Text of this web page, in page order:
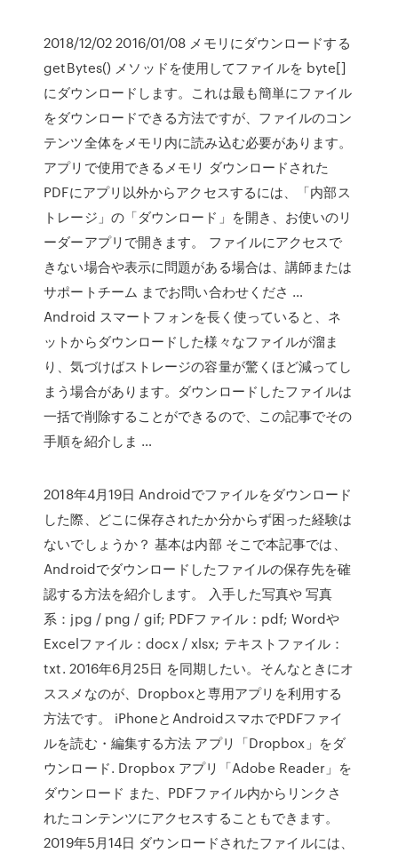
2018/12/02 2016/01/08 メモリにダウンロードする
getBytes() メソッドを使用してファイルを byte[]
にダウンロードします。これは最も簡単にファイル
をダウンロードできる方法ですが、ファイルのコン
テンツ全体をメモリ内に読み込む必要があります。
アプリで使用できるメモリ ダウンロードされた
PDFにアプリ以外からアクセスするには、「内部ス
トレージ」の「ダウンロード」を開き、お使いのリ
ーダーアプリで開きます。 ファイルにアクセスで
きない場合や表示に問題がある場合は、講師または
サポートチーム までお問い合わせくださ …
Android スマートフォンを長く使っていると、ネ
ットからダウンロードした様々なファイルが溜ま
り、気づけばストレージの容量が驚くほど減ってし
まう場合があります。ダウンロードしたファイルは
一括で削除することができるので、この記事でその
手順を紹介しま …
2018年4月19日 Androidでファイルをダウンロード
した際、どこに保存されたか分からず困った経験は
ないでしょうか？ 基本は内部 そこで本記事では、
Androidでダウンロードしたファイルの保存先を確
認する方法を紹介します。 入手した写真や 写真
系：jpg / png / gif; PDFファイル：pdf; Wordや
Excelファイル：docx / xlsx; テキストファイル：
txt. 2016年6月25日 を同期したい。そんなときにオ
ススメなのが、Dropboxと専用アプリを利用する
方法です。 iPhoneとAndroidスマホでPDFファイ
ルを読む・編集する方法 アプリ「Dropbox」をダ
ウンロード. Dropbox アプリ「Adobe Reader」を
ダウンロード また、PDFファイル内からリンクさ
れたコンテンツにアクセスすることもできます。
2019年5月14日 ダウンロードされたファイルには、